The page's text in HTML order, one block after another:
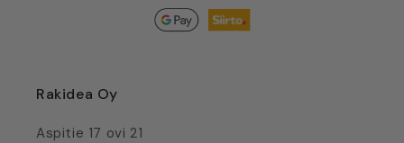
Rakidea Oy
Aspitie 17 ovi 21